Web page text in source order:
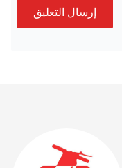
إرسال التعليق